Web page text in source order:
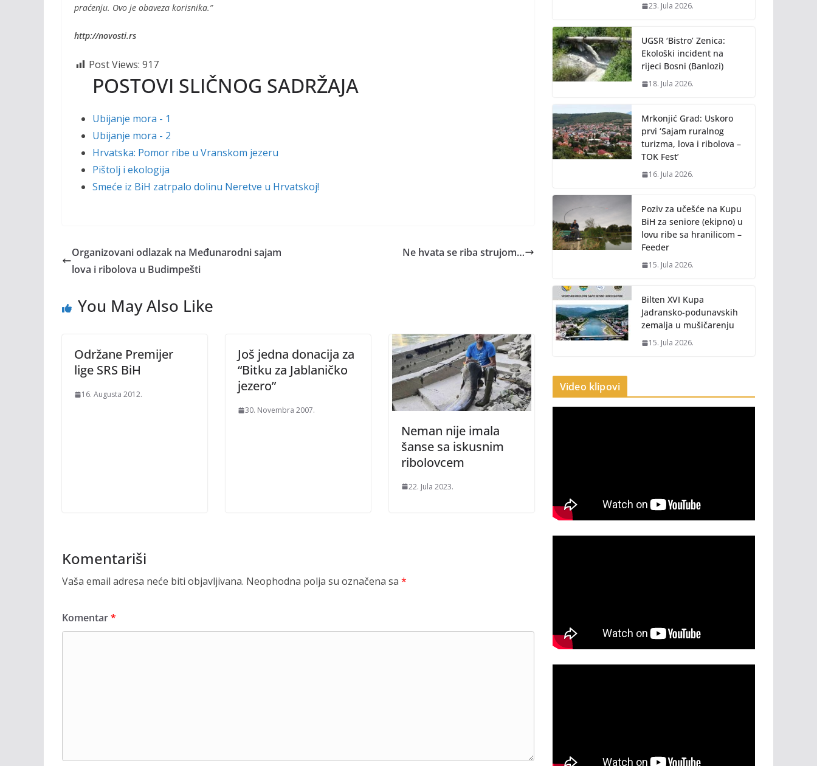
praćenju. Ovo je obaveza korisnika.”
http://novosti.rs
Post Views: 917
POSTOVI SLIČNOG SADRŽAJA
Ubijanje mora - 1
Ubijanje mora - 2
Hrvatska: Pomor ribe u Vranskom jezeru
Pištolj i ekologija
Smeće iz BiH zatrpalo dolinu Neretve u Hrvatskoj!
Organizovani odlazak na Međunarodni sajam
lova i ribolova u Budimpešti
Ne hvata se riba strujom…
You May Also Like
Održane Premijer
lige SRS BiH
16. Augusta 2012.
Još jedna donacija za
“Bitku za Jablaničko
jezero”
30. Novembra 2007.
Neman nije imala
šanse sa iskusnim
ribolovcem
22. Jula 2023.
Komentariši
Vaša email adresa neće biti objavljivana. Neophodna polja su označena sa *
Komentar*
23. Jula 2026.
UGSR ‘Bistro’ Zenica:
Ekološki incident na
rijeci Bosni (Banlozi)
18. Jula 2026.
Mrkonjić Grad: Uskoro
prvi ‘Sajam ruralnog
turizma, lova i ribolova –
TOK Fest’
16. Jula 2026.
Poziv za učešće na Kupu
BiH za seniore (ekipno) u
lovu ribe sa hranilicom –
Feeder
15. Jula 2026.
Bilten XVI Kupa
Jadransko-podunavskih
zemalja u mušičarenju
15. Jula 2026.
Video klipovi